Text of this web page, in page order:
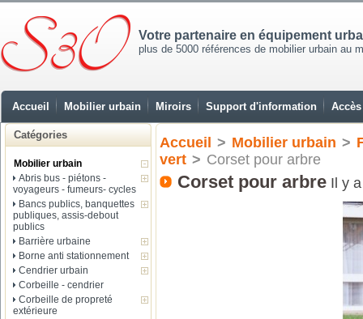
Votre partenaire en équipement
plus de 5000 références de mobilier urbain au
Accueil Mobilier urbain Miroirs Support d'information
Catégories
Mobilier urbain
Abris bus - piétons -
voyageurs - fumeurs- cycles
Bancs publics, banquettes
publiques, assis-debout
publics
Barrière urbaine
Borne anti stationnement
Cendrier urbain
Corbeille - cendrier
Corbeille de propreté
extérieure
Accueil > Mobilier urbain >
vert > Corset pour arbre
Corset pour arbre Il y